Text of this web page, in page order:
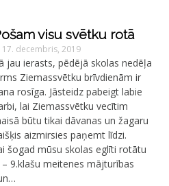
visu svētku rotā
17. decembris, 2019
jau ierasts, pēdējā skolas nedēļa
Ziemassvētku brīvdienām ir
rosīga. Jāsteidz pabeigt labie
lai Ziemassvētku vecītim
būtu tikai dāvanas un žagaru
aizmirsies paņemt līdzi.
šogad mūsu skolas eglīti rotātu
9.klašu meitenes mājturības